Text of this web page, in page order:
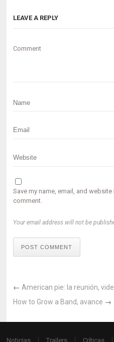
LEAVE A REPLY
Comment
Save my name, email, and
comment.
Your email address will not be
POST COMMENT
←American pie: la reunión,
How to Grow a Band, avance →
Noticias Trailers Críticas